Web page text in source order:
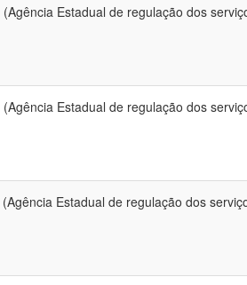
Estadual de regulação dos
Estadual de regulação dos
Estadual de regulação dos